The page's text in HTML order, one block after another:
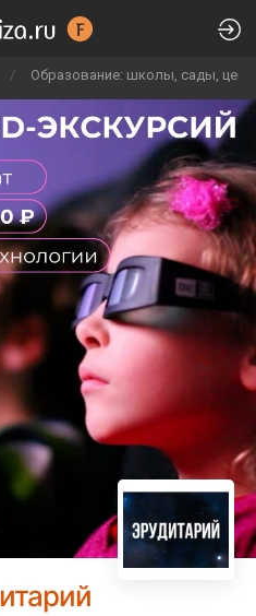
/ Образование: школы, сады,